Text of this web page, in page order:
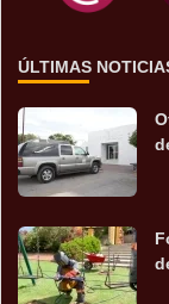
ÚLTIMAS